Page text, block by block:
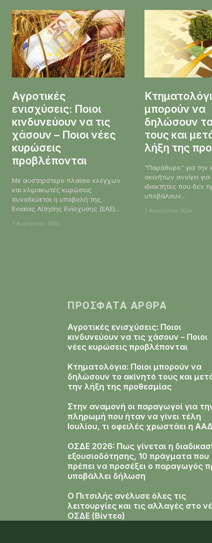
Αγροτικές
ενισχύσεις: Ποιοι
κινδυνεύουν να τις
χάσουν – Ποιοι νέες
κυρώσεις
προβλέπονται
Με αυστηρότερο πλαίσιο ελέγχων
και κλιμακωτές κυρώσεις
συνοδεύεται η υποβολή της
Ενιαίας Αίτησης Ενίσχυσης (ΕΑΕ)...
7 Αυγούστου 2026
μπορούν να
δηλώσουν
τους και
λήξη της
"Παράθυρο" για την
ακινήτων ανοίγει
ιδιοκτήτες που δεν
υποβάλουν...
7 Αυγούστου 2026
ΠΡΌΣΦΑΤΑ ΆΡΘΡΑ
Αγροτικές ενισχύσεις: Ποιοι
κινδυνεύουν να τις χάσουν – Ποιοι
νέες κυρώσεις προβλέπονται
Κτηματολόγιο: Ποιοι μπορούν να
δηλώσουν το ακίνητό τους και
την λήξη της προθεσμίας
Στην αναμονή οι παραγωγοί για
πληρωμή που ήταν να γίνει τέλη
Ιουλίου, τι οφειλές χρωστάει η
ΟΣΔΕ 2026: Πως γίνεται η
εξουσιοδότησης, 10 πράγματα που
πρέπει να προσέξει ο παραγωγός
υποβάλλει δήλωση
Ο Πιτσιλής ανέλυσε όλες τις
λειτουργίες και τις αλλαγές στο
ΟΣΔΕ (Βίντεο)